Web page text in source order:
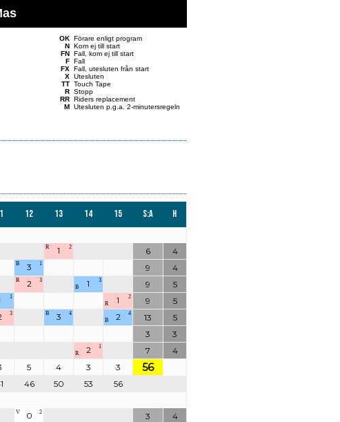
OK Förare enligt program
N Kom ej till start
FN Fall, kom ej till start
F Fall
FX Fall, utesluten från start
X Utesluten
TT Touch Tape
R Stopp
RR Riders replacement
M Utesluten p.g.a. 2-minutersregeln
12 13 14 15 S:a H
R 1 2 6
4
B 3 1 9
4
R 2 3 1
3
B
9
5
1 1
2
R
9
5
3 B 3 4 2
4
B
13
5
3
3
2
1
R
7
4
5 4 3 3 56
46 50 53
56
V 0 2 3
4